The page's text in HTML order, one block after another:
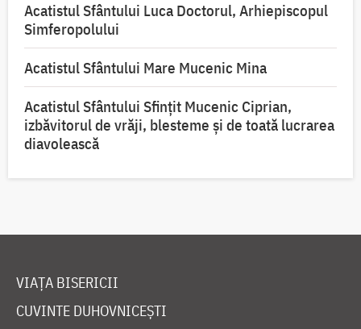
Acatistul Sfântului Luca Doctorul, Arhiepiscopul
Simferopolului
Acatistul Sfântului Mare Mucenic Mina
Acatistul Sfântului Sfințit Mucenic Ciprian,
izbăvitorul de vrăji, blesteme și de toată lucrarea
diavolească
VIAȚA BISERICII
CUVINTE DUHOVNICEȘTI